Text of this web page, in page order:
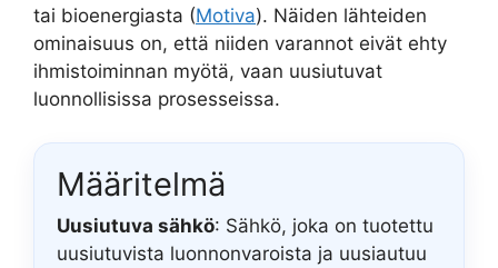
tai bioenergiasta (Motiva). Näiden lähteiden
ominaisuus on, että niiden varannot eivät ehty
ihmistoiminnan myötä, vaan uusiutuvat
luonnollisissa prosesseissa.
Määritelmä
Uusiutuva sähkö: Sähkö, joka on tuotettu
uusiutuvista luonnonvaroista ja uusiautuu